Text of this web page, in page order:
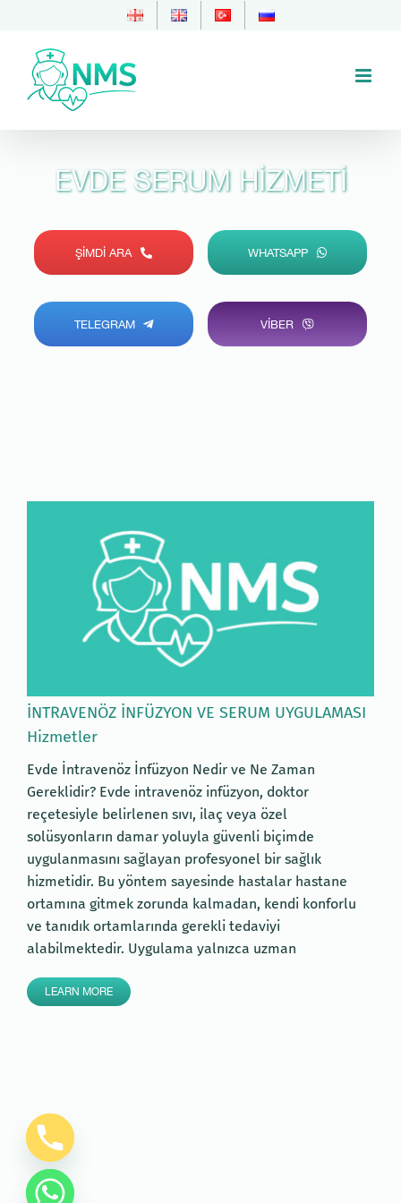
content
EVDE SERUM HIZMETI
ŞIMDI ARA WHATSAPP
TELEGRAM VIBER
İNTRAVENÖZ İNFÜZYON VE SERUM UYGULAMASI
Hizmetler
Evde İntravenöz İnfüzyon Nedir ve Ne Zaman
Gereklidir? Evde intravenöz infüzyon, doktor
reçetesiyle belirlenen sıvı, ilaç veya özel
solüsyonların damar yoluyla güvenli biçimde
uygulanmasını sağlayan profesyonel bir sağlık
hizmetidir. Bu yöntem sayesinde hastalar hastane
ortamına gitmek zorunda kalmadan, kendi konforlu
ve tanıdık ortamlarında gerekli tedaviyi
alabilmektedir. Uygulama yalnızca uzman
LEARN MORE